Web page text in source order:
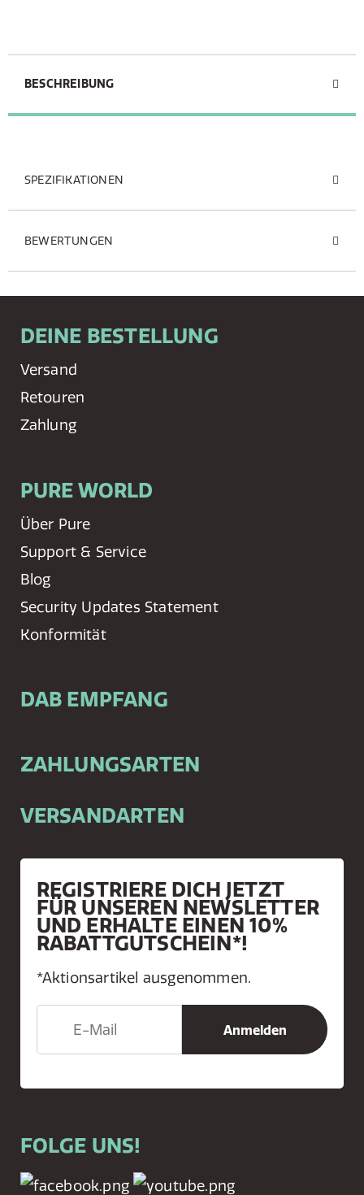
BESCHREIBUNG
SPEZIFIKATIONEN
BEWERTUNGEN
DEINE BESTELLUNG
Versand
Retouren
Zahlung
PURE WORLD
Über Pure
Support & Service
Blog
Security Updates Statement
Konformität
DAB EMPFANG
ZAHLUNGSARTEN
VERSANDARTEN
REGISTRIERE DICH JETZT
FÜR UNSEREN NEWSLETTER
UND ERHALTE EINEN 10%
RABATTGUTSCHEIN*!
*Aktionsartikel ausgenommen.
FOLGE UNS!